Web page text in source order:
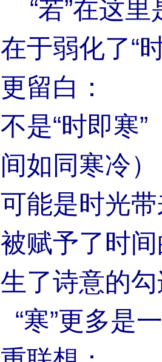
“若”在这里
在于弱化了“
更留白：
不是“时即寒
间如同寒冷
可能是时光
被赋予了时间
生了诗意的
“寒”更多是